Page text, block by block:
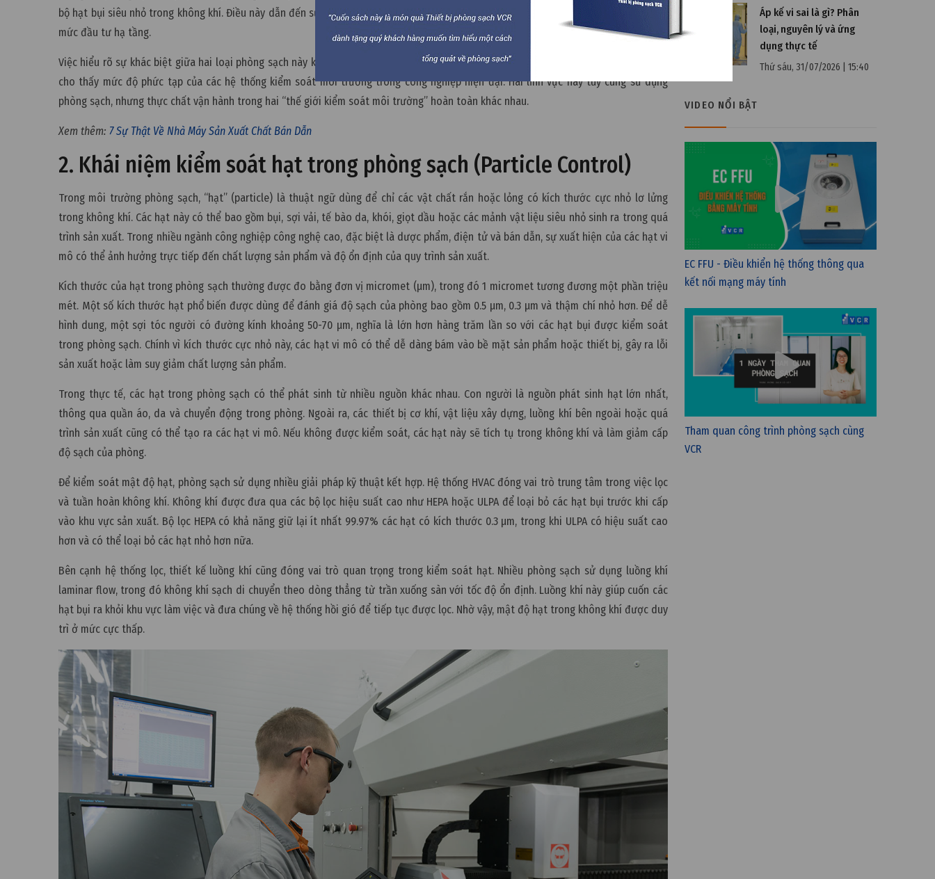
bộ hạt bụi siêu nhỏ trong không khí. Điều này dẫn đến sự khác biệt lớn về thiết kế phòng sạch, công nghệ lọc khí, hệ thống airflow và
mức đầu tư hạ tầng.
Việc hiểu rõ sự khác biệt giữa hai loại phòng sạch này không chỉ giúp các doanh nghiệp lựa chọn giải pháp kỹ thuật phù hợp mà còn
cho thấy mức độ phức tạp của các hệ thống kiểm soát môi trường trong công nghiệp hiện đại. Hai lĩnh vực này tuy cùng sử dụng
phòng sạch, nhưng thực chất vận hành trong hai “thế giới kiểm soát môi trường” hoàn toàn khác nhau.
Xem thêm: 7 Sự Thật Về Nhà Máy Sản Xuất Chất Bán Dẫn
2. Khái niệm kiểm soát hạt trong phòng sạch (Particle Control)
Trong môi trường phòng sạch, “hạt” (particle) là thuật ngữ dùng để chỉ các vật chất rắn hoặc lỏng có kích thước cực nhỏ lơ lửng
trong không khí. Các hạt này có thể bao gồm bụi, sợi vải, tế bào da, khói, giọt dầu hoặc các mảnh vật liệu siêu nhỏ sinh ra trong quá
trình sản xuất. Trong nhiều ngành công nghiệp công nghệ cao, đặc biệt là dược phẩm, điện tử và bán dẫn, sự xuất hiện của các hạt vi
mô có thể ảnh hưởng trực tiếp đến chất lượng sản phẩm và độ ổn định của quy trình sản xuất.
Kích thước của hạt trong phòng sạch thường được đo bằng đơn vị micromet (µm), trong đó 1 micromet tương đương một phần triệu
mét. Một số kích thước hạt phổ biến được dùng để đánh giá độ sạch của phòng bao gồm 0.5 µm, 0.3 µm và thậm chí nhỏ hơn. Để dễ
hình dung, một sợi tóc người có đường kính khoảng 50-70 µm, nghĩa là lớn hơn hàng trăm lần so với các hạt bụi được kiểm soát
trong phòng sạch. Chính vì kích thước cực nhỏ này, các hạt vi mô có thể dễ dàng bám vào bề mặt sản phẩm hoặc thiết bị, gây ra lỗi
sản xuất hoặc làm suy giảm chất lượng sản phẩm.
Trong thực tế, các hạt trong phòng sạch có thể phát sinh từ nhiều nguồn khác nhau. Con người là nguồn phát sinh hạt lớn nhất,
thông qua quần áo, da và chuyển động trong phòng. Ngoài ra, các thiết bị cơ khí, vật liệu xây dựng, luồng khí bên ngoài hoặc quá
trình sản xuất cũng có thể tạo ra các hạt vi mô. Nếu không được kiểm soát, các hạt này sẽ tích tụ trong không khí và làm giảm cấp
độ sạch của phòng.
Để kiểm soát mật độ hạt, phòng sạch sử dụng nhiều giải pháp kỹ thuật kết hợp. Hệ thống HVAC đóng vai trò trung tâm trong việc lọc
và tuần hoàn không khí. Không khí được đưa qua các bộ lọc hiệu suất cao như HEPA hoặc ULPA để loại bỏ các hạt bụi trước khi cấp
vào khu vực sản xuất. Bộ lọc HEPA có khả năng giữ lại ít nhất 99.97% các hạt có kích thước 0.3 µm, trong khi ULPA có hiệu suất cao
hơn và có thể loại bỏ các hạt nhỏ hơn nữa.
Bên cạnh hệ thống lọc, thiết kế luồng khí cũng đóng vai trò quan trọng trong kiểm soát hạt. Nhiều phòng sạch sử dụng luồng khí
laminar flow, trong đó không khí sạch di chuyển theo dòng thẳng từ trần xuống sàn với tốc độ ổn định. Luồng khí này giúp cuốn các
hạt bụi ra khỏi khu vực làm việc và đưa chúng về hệ thống hồi gió để tiếp tục được lọc. Nhờ vậy, mật độ hạt trong không khí được duy
trì ở mức cực thấp.
Áp kế vi sai là gì? Phân
loại, nguyên lý và ứng
dụng thực tế
Thứ sáu, 31/07/2026 | 15:40
VIDEO NỔI BẬT
EC FFU - Điều khiển hệ thống thông qua
kết nối mạng máy tính
Tham quan công trình phòng sạch cùng
VCR